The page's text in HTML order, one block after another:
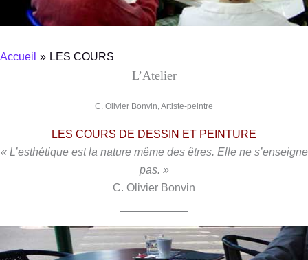
Accueil LES COURS
L’Atelier
C. Olivier Bonvin, Artiste-peintre
LES COURS DE DESSIN ET PEINTURE
« L’esthétique est la nature même des êtres. Elle ne s’enseigne
pas. »
C. Olivier Bonvin